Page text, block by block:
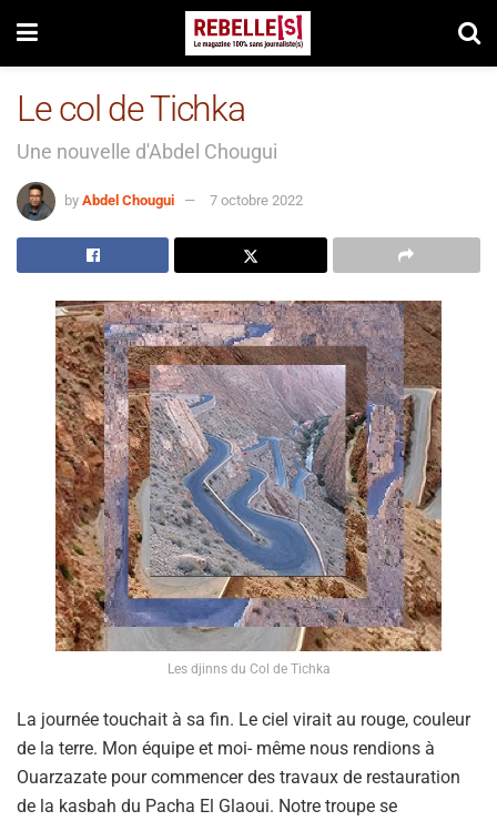
Le col de Tichka
Une nouvelle d'Abdel Chougui
by Abdel Chougui 7 octobre 2022
Les djinns du Col de Tichka
La journée touchait à sa fin. Le ciel virait au rouge, couleur
de la terre. Mon équipe et moi- même nous rendions à
Ouarzazate pour commencer des travaux de restauration
de la kasbah du Pacha El Glaoui. Notre troupe se